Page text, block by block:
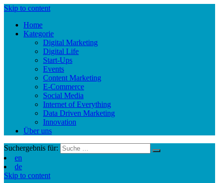
Skip to content
Home
Kategorie
Digital Marketing
Digital Life
Start-Ups
Events
Content Marketing
E-Commerce
Social Media
Internet of Everything
Data Driven Marketing
Innovation
Über uns
Suchergebnis für:
en
de
Skip to content